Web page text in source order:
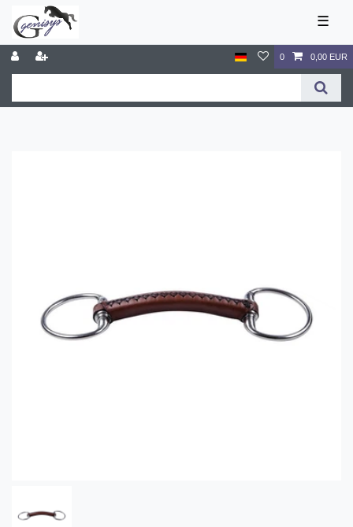
☰
0 0,00 EUR